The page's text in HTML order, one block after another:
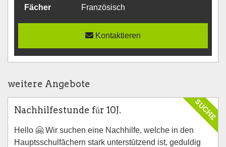
Fächer Französisch
Kontaktieren
weitere Angebote
SUCHE
Nachhilfestunde fūr 10J.
Hello 🤗 Wir suchen eine Nachhilfe, welche in den
Hauptsschulfāchern stark unterstūtzend ist, geduldig